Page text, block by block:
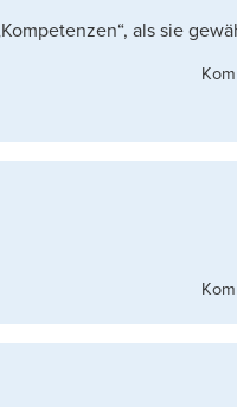
als sie